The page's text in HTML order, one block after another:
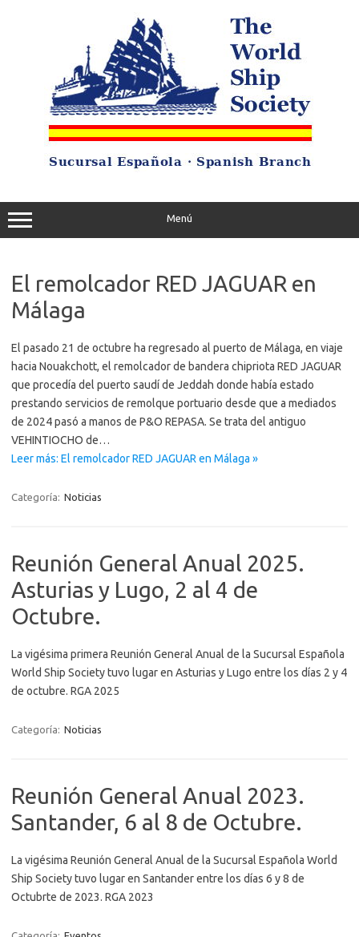
Menú
El remolcador RED JAGUAR en
Málaga
El pasado 21 de octubre ha regresado al puerto de Málaga, en viaje
hacia Nouakchott, el remolcador de bandera chipriota RED JAGUAR
que procedía del puerto saudí de Jeddah donde había estado
prestando servicios de remolque portuario desde que a mediados
de 2024 pasó a manos de P&O REPASA. Se trata del antiguo
VEHINTIOCHO de…
Leer más: El remolcador RED JAGUAR en Málaga »
Categoría: Noticias
Reunión General Anual 2025.
Asturias y Lugo, 2 al 4 de
Octubre.
La vigésima primera Reunión General Anual de la Sucursal Española
World Ship Society tuvo lugar en Asturias y Lugo entre los días 2 y 4
de octubre. RGA 2025
Categoría: Noticias
Reunión General Anual 2023.
Santander, 6 al 8 de Octubre.
La vigésima Reunión General Anual de la Sucursal Española World
Ship Society tuvo lugar en Santander entre los días 6 y 8 de
Octubrte de 2023. RGA 2023